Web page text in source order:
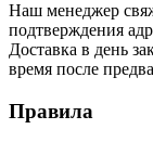
Наш менеджер
подтверждения
Доставка в день
время после
Правила